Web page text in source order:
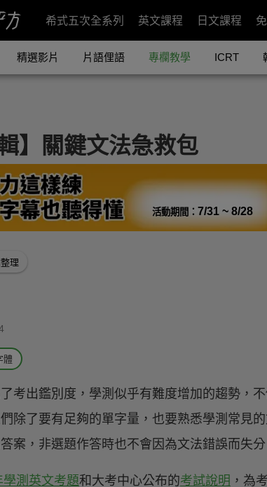
希式五次全系列 英文課程 日文課程
精選影片 片語俚語 專欄教學 ICRT
】關鍵文法急救包
活動期間： 7/31 ~ 8/28
理
體
考出鑑別度，學測似乎有難度增加的趨勢，
除了要有足夠的單字量，也要熟悉學測常見
案，非選題作答時也不會因為文法錯誤而失分
學測英文考題和大考中心公布的考試說明 ，為